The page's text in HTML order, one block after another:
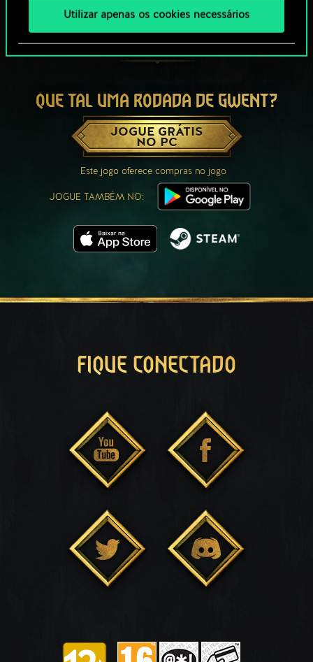
Utilizar apenas os cookies necessários
QUE TAL UMA RODADA DE GWENT?
JOGUE GRÁTIS
NO PC
Este jogo oferece compras no jogo
JOGUE TAMBÉM NO:
FIQUE CONECTADO